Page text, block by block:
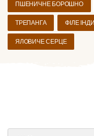
ПШЕНИЧНЕ БОРОШНО
ТРЕПАНГА ФІЛЕ
ЯЛОВИЧЕ СЕРЦЕ